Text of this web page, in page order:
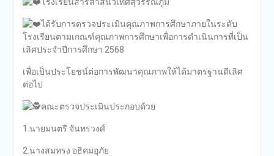
ได้รับการตรวจประเมินคุณภาพการศึกษาภายในระดับ
โรงเรียนตามเกณฑ์คุณภาพการศึกษาเพื่อการดำเนินการที่เป็น
เลิศประจำปีการศึกษา 2568
เพื่อเป็นประโยชน์ต่อการพัฒนาคุณภาพให้ได้มาตรฐานดีเลิศ
ต่อไป
คณะตรวจประเมินประกอบด้วย
1.นายมนตรี จันทรวงศ์
2.นางสมทรง อธิคมอุภัย